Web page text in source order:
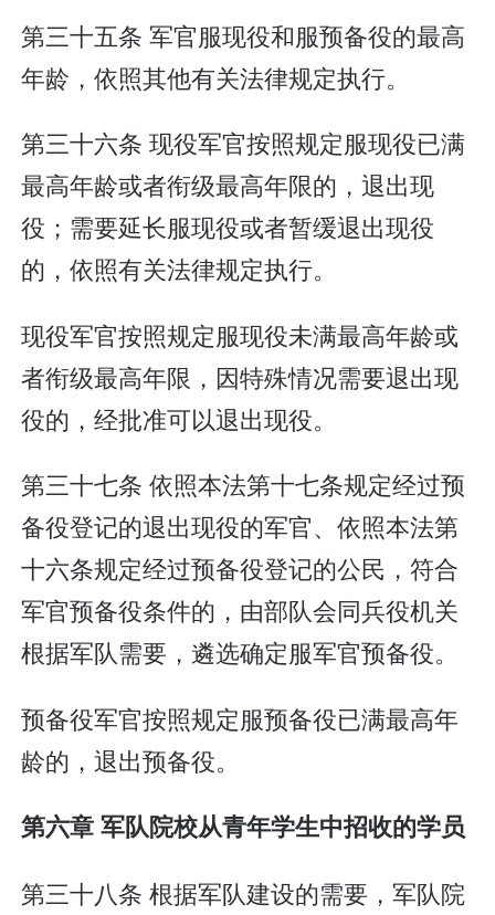
第三十五条 军官服现役和服预备役的最高
年龄，依照其他有关法律规定执行。
第三十六条 现役军官按照规定服现役已满
最高年龄或者衔级最高年限的，退出现
役；需要延长服现役或者暂缓退出现役
的，依照有关法律规定执行。
现役军官按照规定服现役未满最高年龄或
者衔级最高年限，因特殊情况需要退出现
役的，经批准可以退出现役。
第三十七条 依照本法第十七条规定经过预
备役登记的退出现役的军官、依照本法第
十六条规定经过预备役登记的公民，符合
军官预备役条件的，由部队会同兵役机关
根据军队需要，遴选确定服军官预备役。
预备役军官按照规定服预备役已满最高年
龄的，退出预备役。
第六章 军队院校从青年学生中招收的学员
第三十八条 根据军队建设的需要，军队院